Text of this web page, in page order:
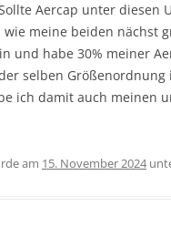
Aercap unter diesen
meine beiden nächst
und habe 30% meiner
selben
ich damit auch meinen
am 15. November 2024